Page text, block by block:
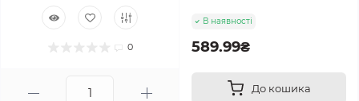
0
В наявності
589.99₴
До кошика